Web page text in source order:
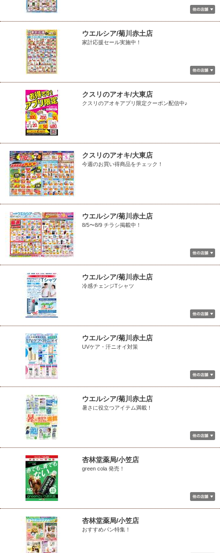
ウエルシア/菊川赤土店
家計応援セール実施中！
クスリのアオキ/大東店
クスリのアオキアプリ限定クーポン配信中♪
クスリのアオキ/大東店
今週のお買い得商品をチェック！
ウエルシア/菊川赤土店
8/5〜8/9 チラシ掲載中！
ウエルシア/菊川赤土店
冷感チェンジTシャツ
ウエルシア/菊川赤土店
UVケア・汗ニオイ対策
ウエルシア/菊川赤土店
暑さに役立つアイテム満載！
杏林堂薬局/小笠店
green cola 発売！
杏林堂薬局/小笠店
おすすめパン特集！